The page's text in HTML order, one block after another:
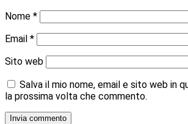
Nome *
Email *
Sito web
Salva il mio nome, email e sito web in
la prossima volta che commento.